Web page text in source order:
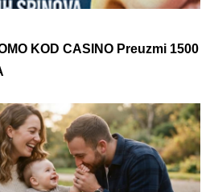
KOD CASINO Preuzmi 1500